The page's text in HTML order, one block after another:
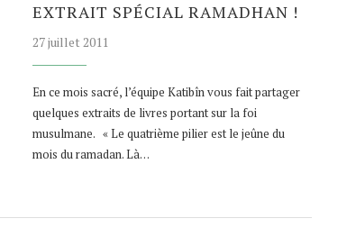
EXTRAIT SPÉCIAL RAMADHAN !
27 juillet 2011
En ce mois sacré, l’équipe Katibîn vous fait partager
quelques extraits de livres portant sur la foi
musulmane. « Le quatrième pilier est le jeûne du
mois du ramadan. Là…